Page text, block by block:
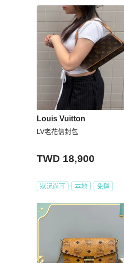
Louis Vuitton
LV老花信封包
TWD 18,900
狀況尚可 本地 免運